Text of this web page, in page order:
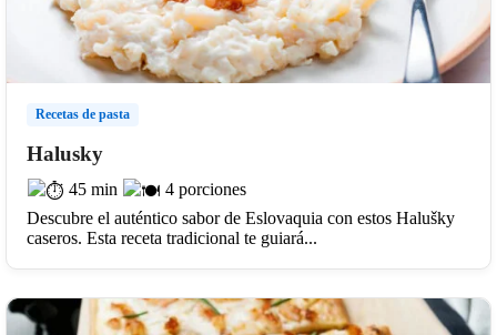
Recetas de pasta
Halusky
45 min
4 porciones
Descubre el auténtico sabor de Eslovaquia con estos Halušky
caseros. Esta receta tradicional te guiará...